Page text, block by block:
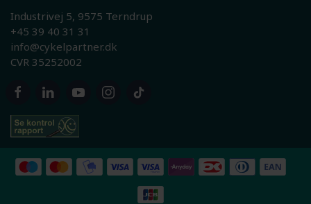
Industrivej 5, 9575 Terndrup
+45 39 40 31 31
info@cykelpartner.dk
CVR 35252002